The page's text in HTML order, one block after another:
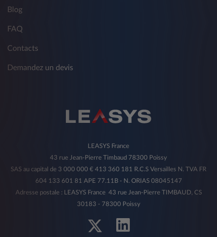
Blog
FAQ
Contacts
Demandez un devis
LEASYS France
43 rue Jean-Pierre Timbaud 78300 Poissy
SAS au capital de 3 000 000 € 413 360 181 R.C.S Versailles N. TVA FR
604 133 601 81 APE 77.11B - N. ORIAS 08045147
Adresse postale : LEASYS France 43 rue Jean-Pierre TIMBAUD, CS
30183 - 78300 Poissy